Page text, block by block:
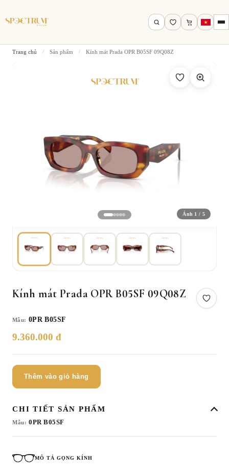
Tìm theo tên, mã gọng, thương hiệu…
Tìm kiếm
Trang chủ / Sản phẩm / Kính mát Prada OPR B05SF 09Q08Z
Ảnh 1 / 5
Kính mát Prada OPR B05SF 09Q08Z
Mẫu: 0PR B05SF
9.360.000 đ
Thêm vào giỏ hàng
CHI TIẾT SẢN PHẨM
Mẫu: 0PR B05SF
MÔ TẢ GỌNG KÍNH